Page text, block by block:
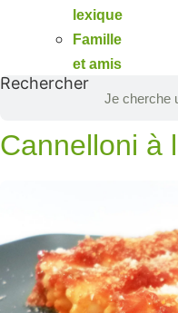
lexique
Famille
et amis
Rechercher
Cannelloni à